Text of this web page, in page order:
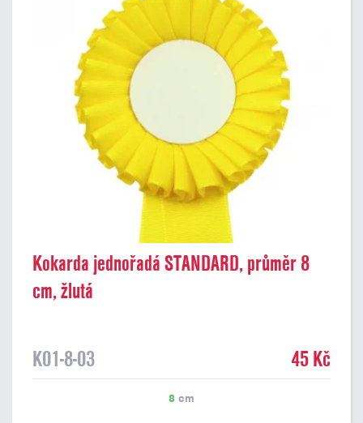
Kokarda jednořadá STANDARD, průměr 8
cm, žlutá
K01-8-03 45 Kč
8 cm